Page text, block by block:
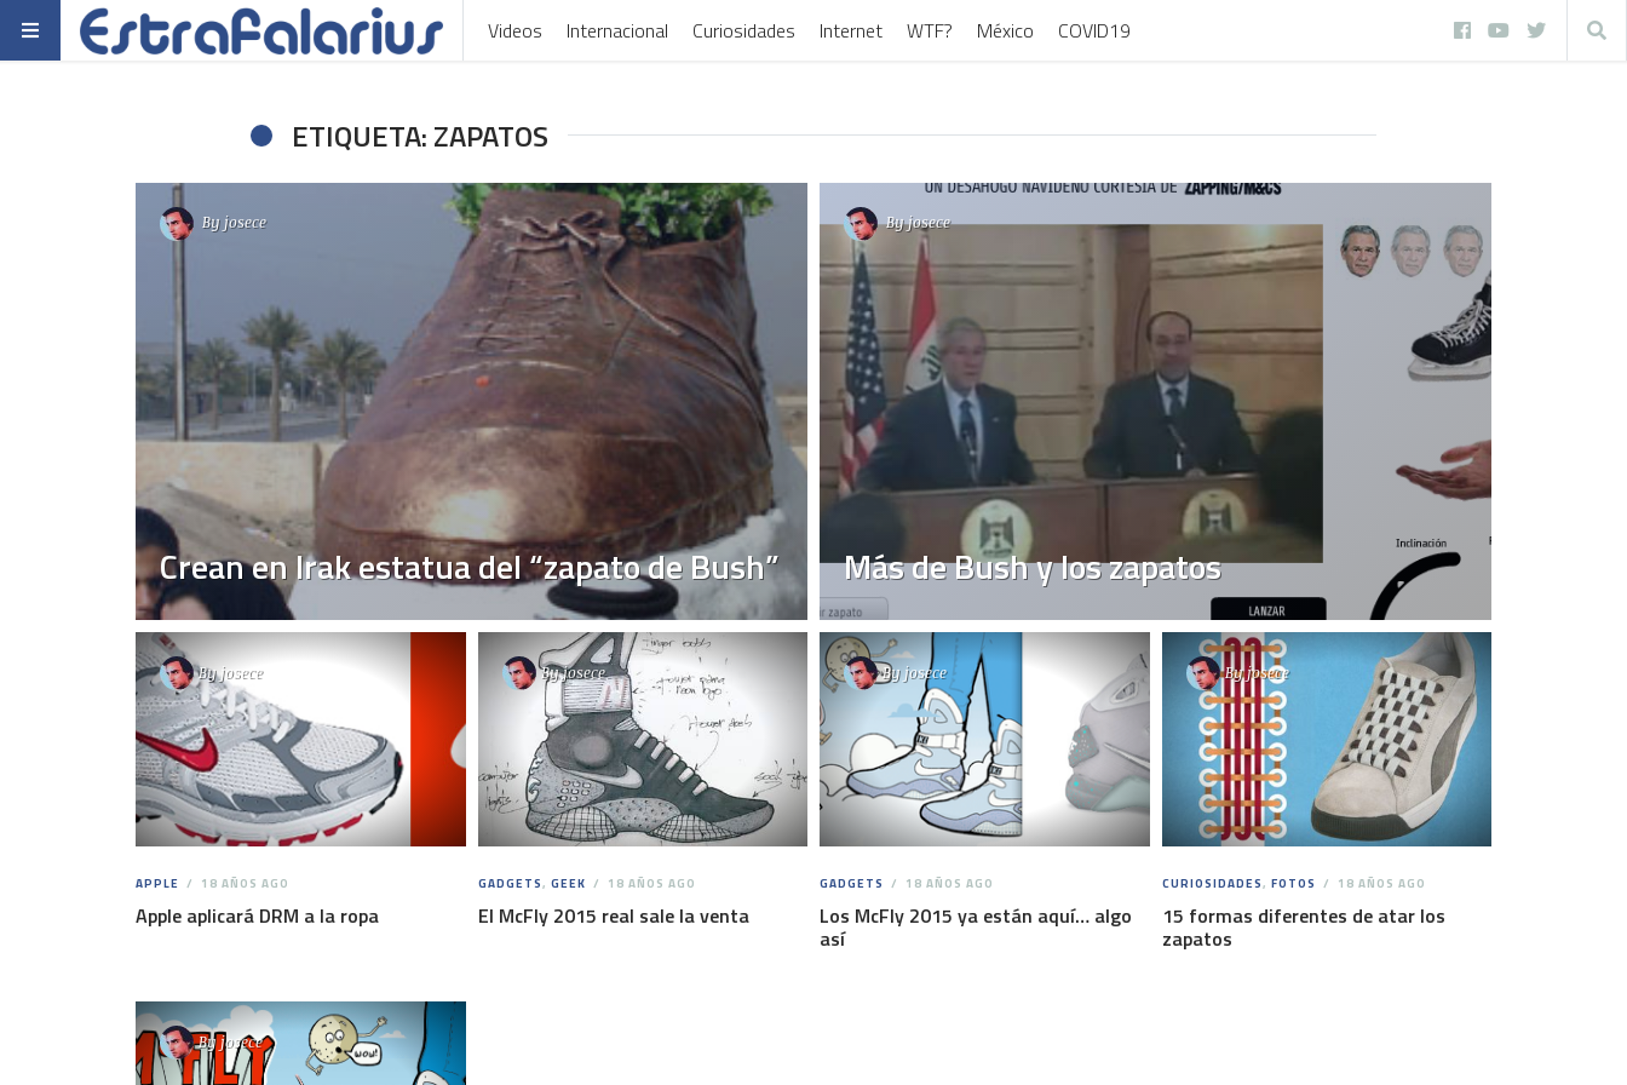
Videos Internacional Curiosidades Internet WTF? México COVID19
ETIQUETA: ZAPATOS
By josece
Crean en Irak estatua del “zapato de Bush”
Byjosece
Más de Bush y los zapatos
Byjosece
APPLE 18 AÑOS AGO
Apple aplicará DRM a la ropa
Byjosece
GADGETS, GEEK 18 AÑOS AGO
El McFly 2015 real sale la venta
By josece
GADGETS 18 AÑOS AGO
Los McFly 2015 ya están aquí… algo
así
Byjosece
CURIOSIDADES, FOTOS 18 AÑOS AGO
15 formas diferentes de atar los
zapatos
Byjosece